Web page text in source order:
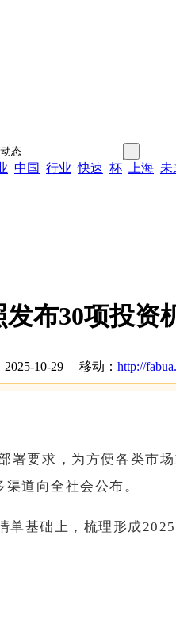
中国 行业 快速 杯 上海 未
布30项投资
2025-10-29 移动： http://
署要求，为方便各类市
道向全社会公布。
单基础上，梳理形成